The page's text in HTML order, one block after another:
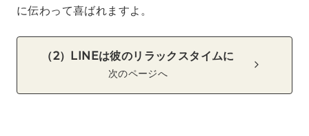
に伝わって喜ばれますよ。
（2）LINEは彼のリラックスタイムに
次のページへ